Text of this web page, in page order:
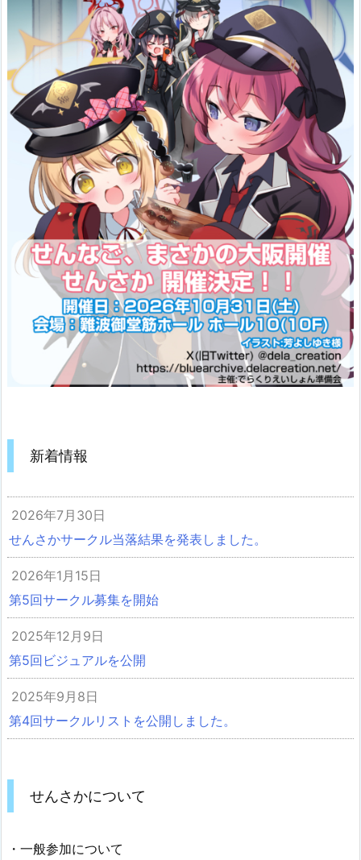
新着情報
2026年7月30日
せんさかサークル当落結果を発表しました。
2026年1月15日
第5回サークル募集を開始
2025年12月9日
第5回ビジュアルを公開
2025年9月8日
第4回サークルリストを公開しました。
せんさかについて
・一般参加について